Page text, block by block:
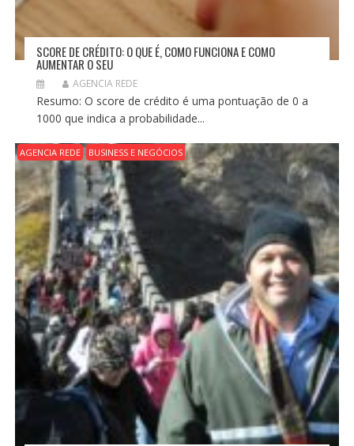
SCORE DE CRÉDITO: O QUE É, COMO FUNCIONA E COMO
AUMENTAR O SEU
AGENCIA REDE
Resumo: O score de crédito é uma pontuação de 0 a
1000 que indica a probabilidade...
AGENCIA REDE BUSINESS E NEGÓCIOS